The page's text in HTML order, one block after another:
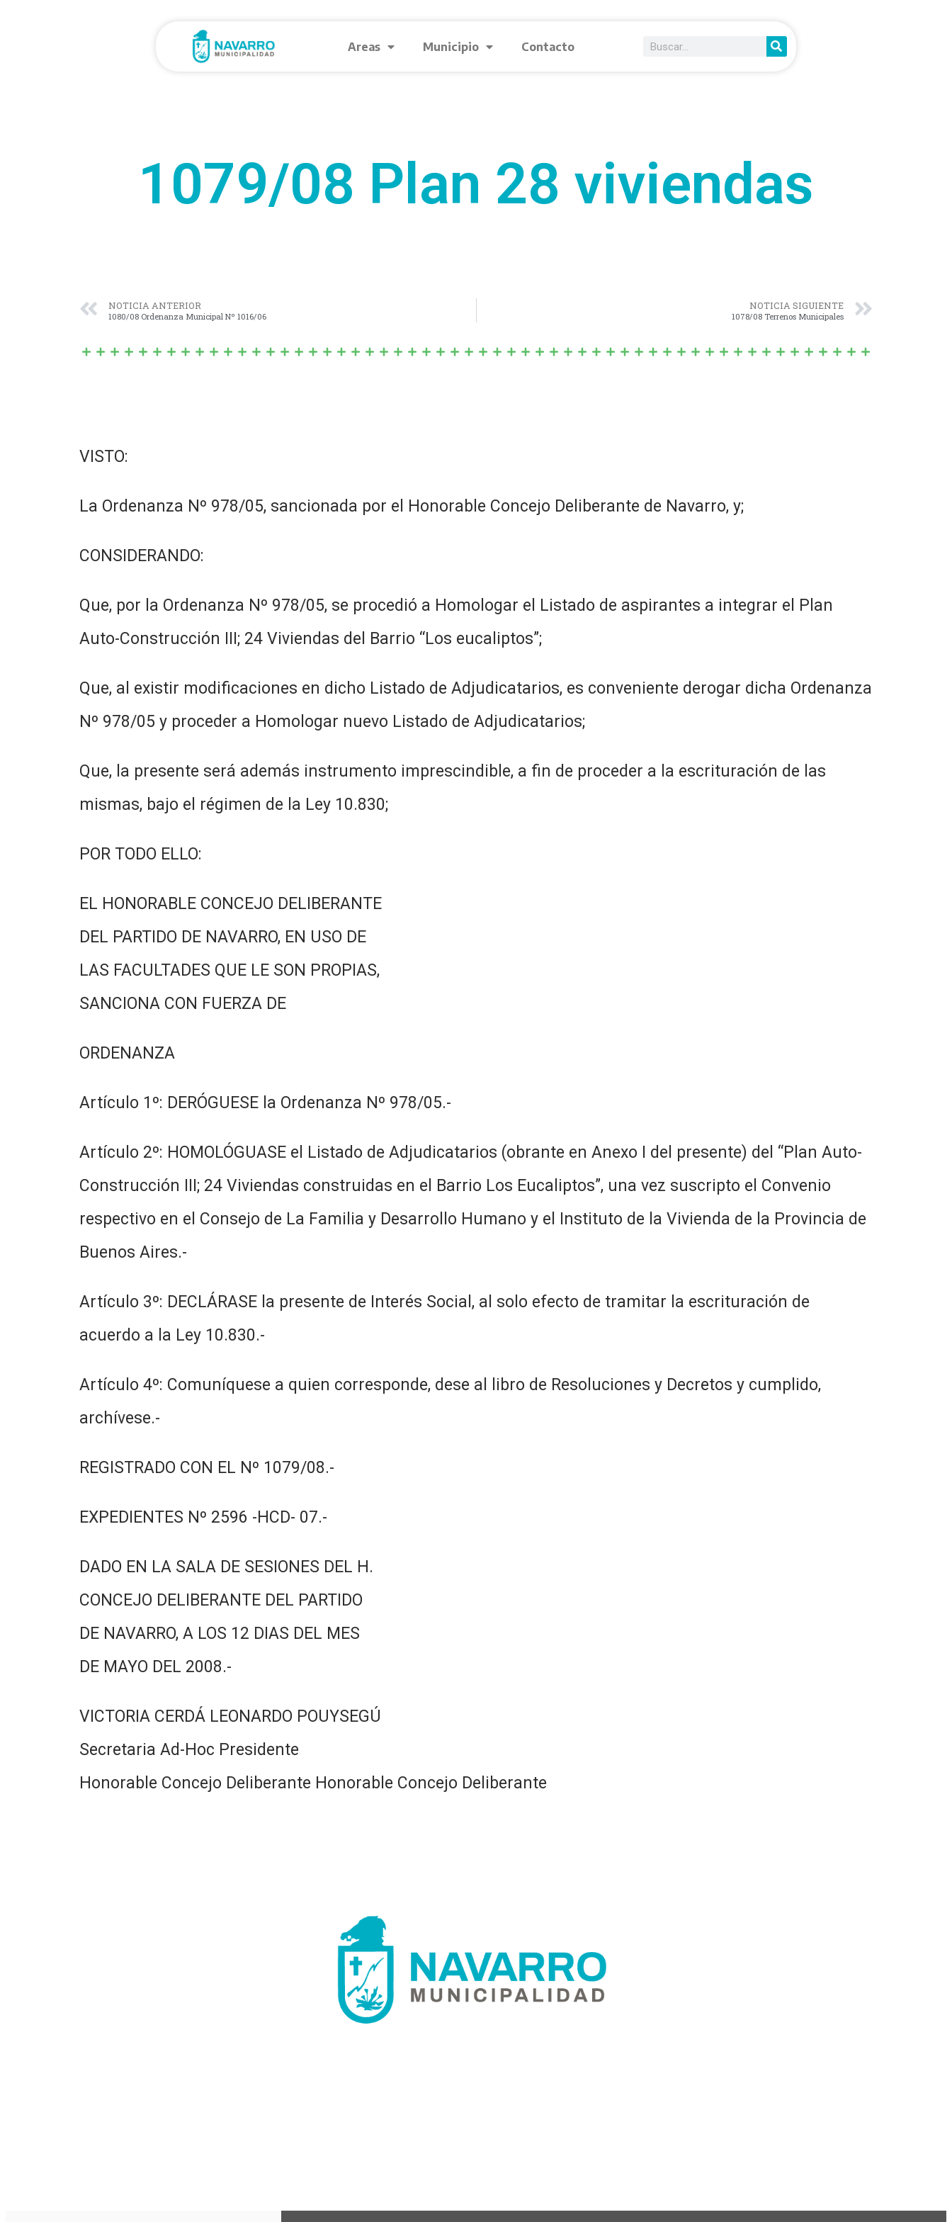
Areas Municipio Contacto
1079/08 Plan 28 viviendas
NOTICIA ANTERIOR
1080/08 Ordenanza Municipal Nº 1016/06
NOTICIA SIGUIENTE
1078/08 Terrenos Municipales
VISTO:
La Ordenanza Nº 978/05, sancionada por el Honorable Concejo Deliberante de Navarro, y;
CONSIDERANDO:
Que, por la Ordenanza Nº 978/05, se procedió a Homologar el Listado de aspirantes a integrar el Plan
Auto-Construcción III; 24 Viviendas del Barrio “Los eucaliptos”;
Que, al existir modificaciones en dicho Listado de Adjudicatarios, es conveniente derogar dicha Ordenanza
Nº 978/05 y proceder a Homologar nuevo Listado de Adjudicatarios;
Que, la presente será además instrumento imprescindible, a fin de proceder a la escrituración de las
mismas, bajo el régimen de la Ley 10.830;
POR TODO ELLO:
EL HONORABLE CONCEJO DELIBERANTE
DEL PARTIDO DE NAVARRO, EN USO DE
LAS FACULTADES QUE LE SON PROPIAS,
SANCIONA CON FUERZA DE
ORDENANZA
Artículo 1º: DERÓGUESE la Ordenanza Nº 978/05.-
Artículo 2º: HOMOLÓGUASE el Listado de Adjudicatarios (obrante en Anexo I del presente) del “Plan Auto-
Construcción III; 24 Viviendas construidas en el Barrio Los Eucaliptos”, una vez suscripto el Convenio
respectivo en el Consejo de La Familia y Desarrollo Humano y el Instituto de la Vivienda de la Provincia de
Buenos Aires.-
Artículo 3º: DECLÁRASE la presente de Interés Social, al solo efecto de tramitar la escrituración de
acuerdo a la Ley 10.830.-
Artículo 4º: Comuníquese a quien corresponde, dese al libro de Resoluciones y Decretos y cumplido,
archívese.-
REGISTRADO CON EL Nº 1079/08.-
EXPEDIENTES Nº 2596 -HCD- 07.-
DADO EN LA SALA DE SESIONES DEL H.
CONCEJO DELIBERANTE DEL PARTIDO
DE NAVARRO, A LOS 12 DIAS DEL MES
DE MAYO DEL 2008.-
VICTORIA CERDÁ LEONARDO POUYSEGÚ
Secretaria Ad-Hoc Presidente
Honorable Concejo Deliberante Honorable Concejo Deliberante